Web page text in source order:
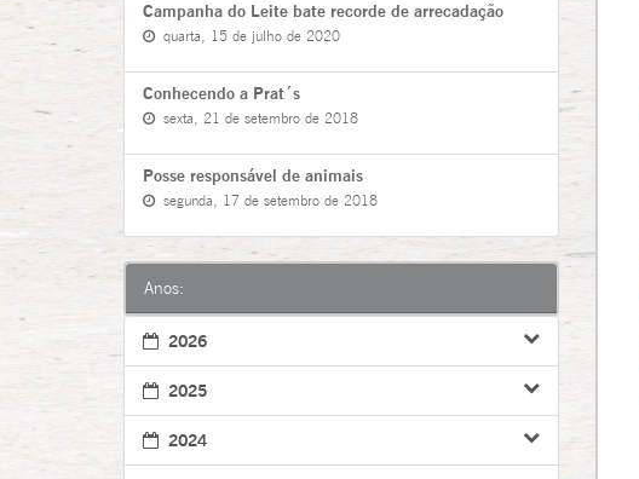
Campanha do Leite bate recorde de arrecadação
quarta, 15 de julho de 2020
Conhecendo a Prat´s
sexta, 21 de setembro de 2018
Posse responsável de animais
segunda, 17 de setembro de 2018
Anos:
2026
2025
2024